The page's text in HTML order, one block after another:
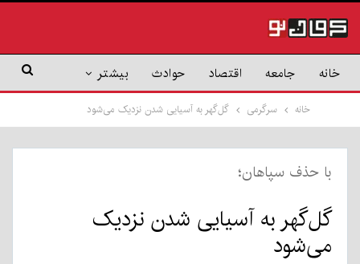
خانه جامعه اقتصاد حوادث بیشتر
خانه سرگرمی گل‌گهر به آسیایی شدن نزدیک می‌شود
با حذف سپاهان؛
گل‌گهر به آسیایی شدن نزدیک
می‌شود